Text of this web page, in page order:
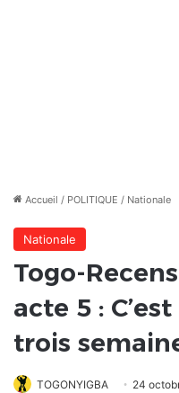
Accueil / POLITIQUE / Nationale
Nationale
Togo-
acte 5 :
trois
TOGONYIGBA 24